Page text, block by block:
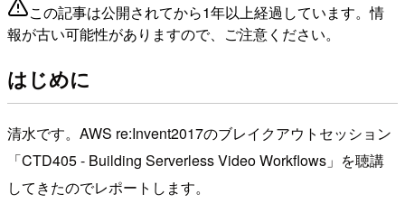
この記事は公開されてから1年以上経過しています。情
報が古い可能性がありますので、ご注意ください。
はじめに
清水です。AWS re:Invent2017のブレイクアウトセッション
「CTD405 - Building Serverless Video Workflows」を聴講
してきたのでレポートします。